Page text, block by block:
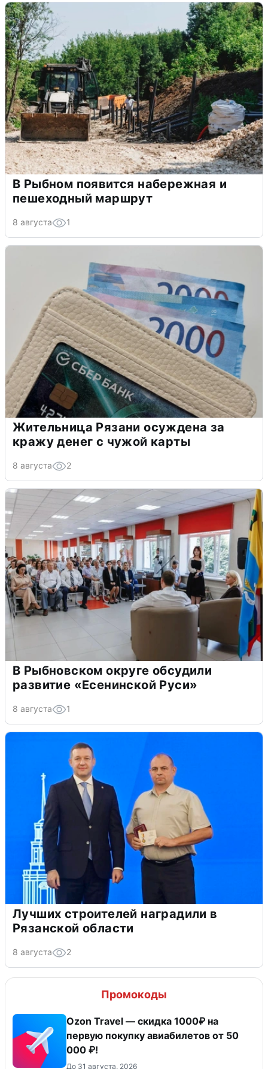
В Рыбном появится набережная и
пешеходный маршрут
8 августа 1
Жительница Рязани осуждена за
кражу денег с чужой карты
8 августа 2
В Рыбновском округе обсудили
развитие «Есенинской Руси»
8 августа 1
Лучших строителей наградили в
Рязанской области
8 августа 2
Промокоды
Ozon Travel — скидка 1000₽ на
первую покупку авиабилетов от 50
000 ₽!
До 31 августа, 2026